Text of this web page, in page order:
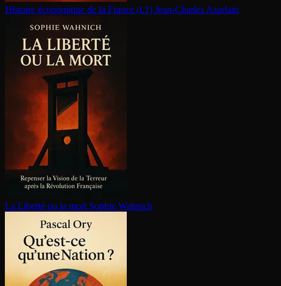
Histoire économique de la France (t.1) Jean-Charles Asselain
La Liberté ou la mort Sophie Wahnich